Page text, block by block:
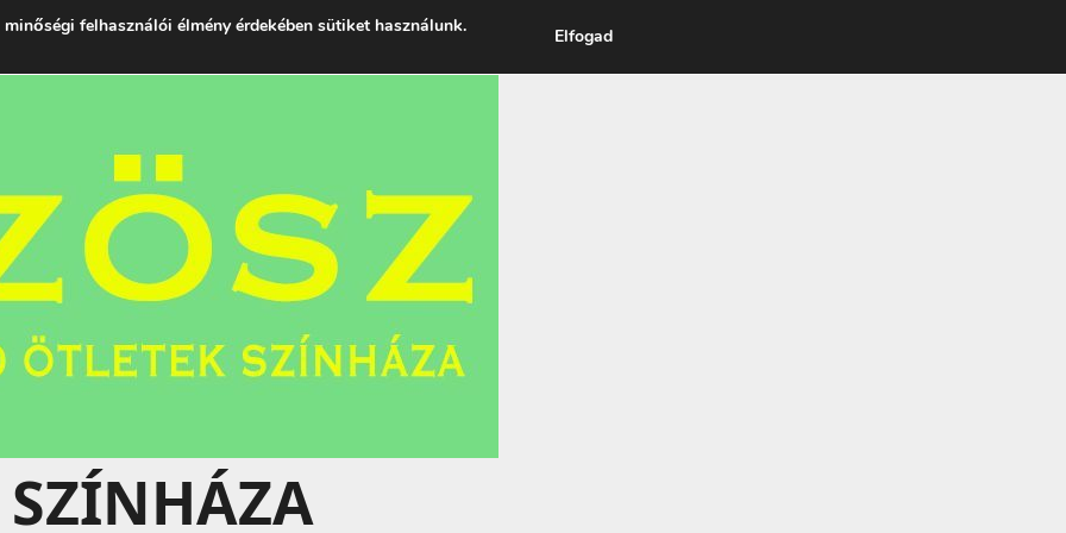
SZÍNHÁZA
felhasználói élmény érdekében sütiket használunk. Elfogad